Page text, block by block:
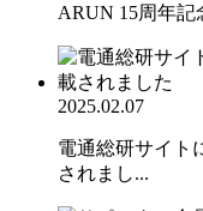
ARUN 15周年記
2025.02.07
電通総研サイト
されまし...